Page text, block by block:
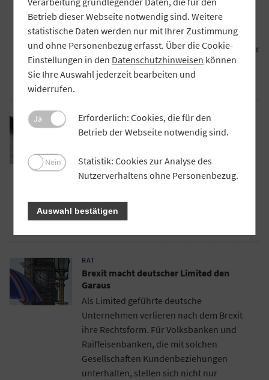
durch Dorothea Schäfer vom DIW Berlin. Er
teilt ihre Einschätzung, wonach dem
risikoarmen Geschäftsmodell von
Regionalbanken bei der Regulierung stärker
Rechnung getragen werden sollte.
Artikel lesen
PRAXIS
Ein Geldbeutel für das Handgelenk
Kurzem mit einer Uhr bezahlen.
„Watch2Pay“ heißt das einzigartige
angesehen hat.
Artikel lesen
RAT
Brexit macht deutscher Limited den
Garaus
Als Limited geführte deutsche
Unternehmen verlieren nach dem Brexit
ihre Rechtsform. Für Volksbanken und
Raiffeisenbanken, die mit solchen
Gesellschaften Kundenbeziehungen
unterhalten, stellen sich nicht nur
Betrieb dieser Webseite notwendig sind. Weitere
statistische Daten werden nur mit Ihrer Zustimmung
und ohne Personenbezug erfasst. Über die Cookie-
Einstellungen in den Datenschutzhinweisen können
Sie Ihre Auswahl jederzeit bearbeiten und
widerrufen.
Ja
Erforderlich: Cookies, die für den
Betrieb der Webseite notwendig sind.
Nein
Statistik: Cookies zur Analyse des
Nutzerverhaltens ohne Personenbezug.
Auswahl bestätigen